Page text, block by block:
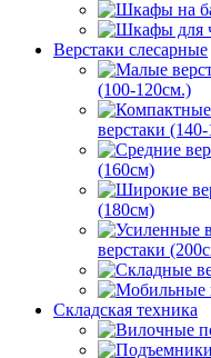
Верстаки слесарные
(100-120см.)
верстаки
(160см)
(180см)
верстаки
Складская техника